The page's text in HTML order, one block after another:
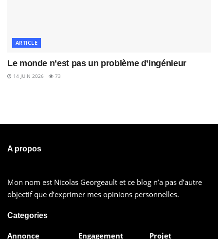
ARTICLE
Le monde n’est pas un problème d’ingénieur
14 JUIN 2026 73
A propos
Mon nom est Nicolas Georgeault et ce blog n’a pas d’autre
objectif que d’exprimer mes opinions personnelles.
Categories
Annonce Engagement Projet